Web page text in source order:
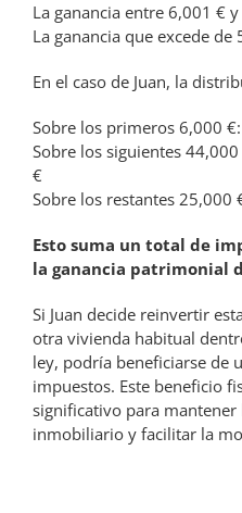
La ganancia entre 6,001 €
La ganancia que excede
En el caso de Juan, la
Sobre los primeros 6,000
Sobre los siguientes
€
Sobre los restantes 25,000
Esto suma un total de
la ganancia patrimonial
Si Juan decide reinvertir
otra vivienda habitual
ley, podría beneficiarse de
impuestos. Este beneficio
significativo para
inmobiliario y facilitar la